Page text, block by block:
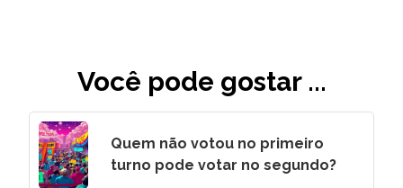
Você pode gostar ...
Quem não votou no primeiro
turno pode votar no segundo?